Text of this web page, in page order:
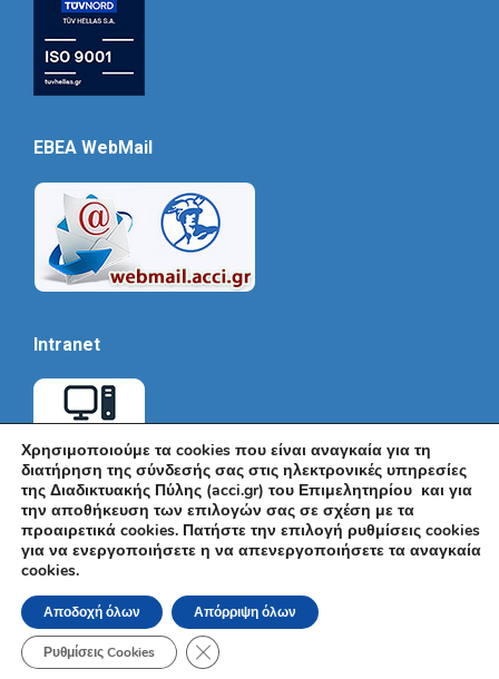
EBEA WebMail
Intranet
© Εμπορικό και Βιομηχανικό Επιμελητήριο Αθηνών 2026 |
Ακαδημίας 7, ΤΚ: 10671, Αθήνα, Τηλ: +30 210 3604815, e-mail:
info@acci.gr
Όροι Χρήσης|Πολιτική Ασφάλειας|Πολιτική Απορρήτου
Προσβασιμότητας
Powered by KNOWLEDGE A.E.
Χρησιμοποιούμε τα cookies που είναι αναγκαία για τη
διατήρηση της σύνδεσής σας στις ηλεκτρονικές υπηρεσίες
της Διαδικτυακής Πύλης (acci.gr) του Επιμελητηρίου και για
την αποθήκευση των επιλογών σας σε σχέση με τα
προαιρετικά cookies. Πατήστε την επιλογή ρυθμίσεις cookies
για να ενεργοποιήσετε η να απενεργοποιήσετε τα αναγκαία
cookies.
Αποδοχή όλων Απόρριψη όλων
Ρυθμίσεις Cookies Κλείσιμο του Cookie banner για το GDPR